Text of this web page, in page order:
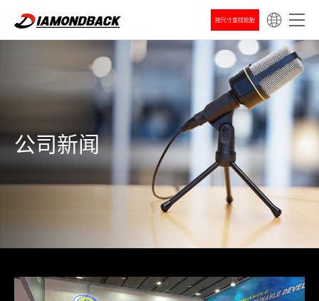
按尺寸查找轮胎
公司新闻